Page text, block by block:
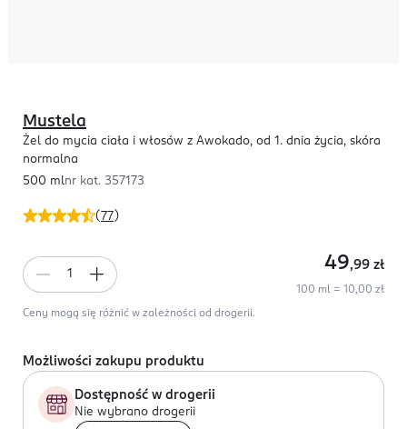
( 77)
Mustela
Żel do mycia ciała i włosów z Awokado, od 1. dnia życia, skóra
normalna
500 mlnr kat. 357173
49,99 zł
100 ml = 10,00 zł
Ceny mogą się różnić w zależności od drogerii.
Możliwości zakupu produktu
Dostępność w drogerii
Nie wybrano drogerii